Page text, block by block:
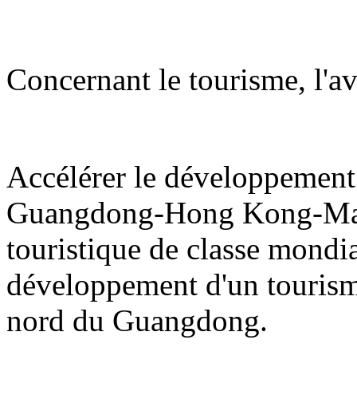
Concernant le tourisme,
Accélérer le
Guangdong-Hong Kong-
touristique de classe
développement d'un
nord du Guangdong.